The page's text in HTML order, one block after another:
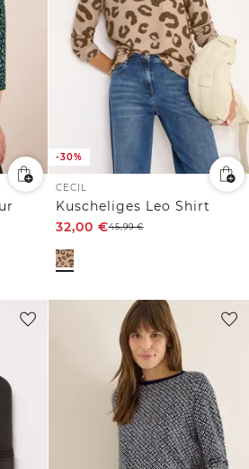
-30%
CECIL
Kuscheliges Leo Shirt
32,00 €45,99€